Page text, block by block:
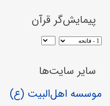
پیمایش‌گر قرآن
سایر سایت‌ها
موسسه اهل‌البیت (ع)